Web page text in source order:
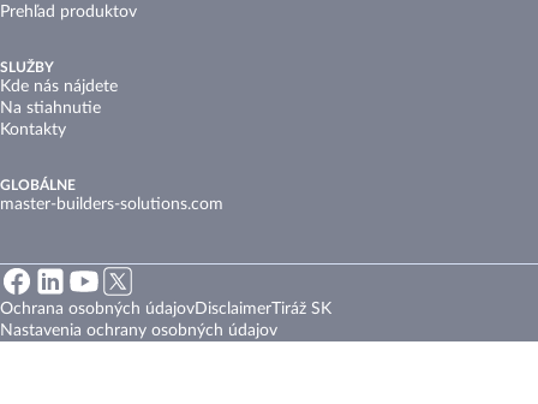
Prehľad produktov
SLUŽBY
Kde nás nájdete
Na stiahnutie
Kontakty
GLOBÁLNE
master-builders-solutions.com
Ochrana osobných údajovDisclaimer Tiráž SK
Nastavenia ochrany osobných údajov